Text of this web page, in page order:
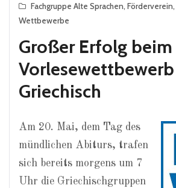
Fachgruppe Alte Sprachen, Förderverein,
Wettbewerbe
Großer Erfolg beim
Vorlesewettbewerb
Griechisch
Am 20. Mai, dem Tag des
mündlichen Abiturs, trafen
sich bereits morgens um 7
Uhr die Griechischgruppen